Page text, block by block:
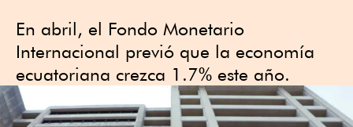
En abril, el Fondo Monetario
Internacional previó que la economía
ecuatoriana crezca 1.7% este año.